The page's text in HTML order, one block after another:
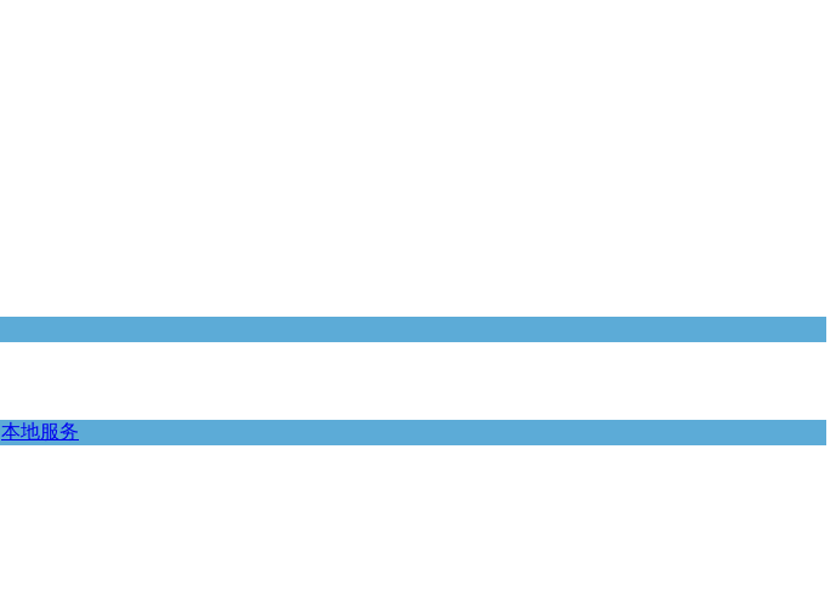
本地服务